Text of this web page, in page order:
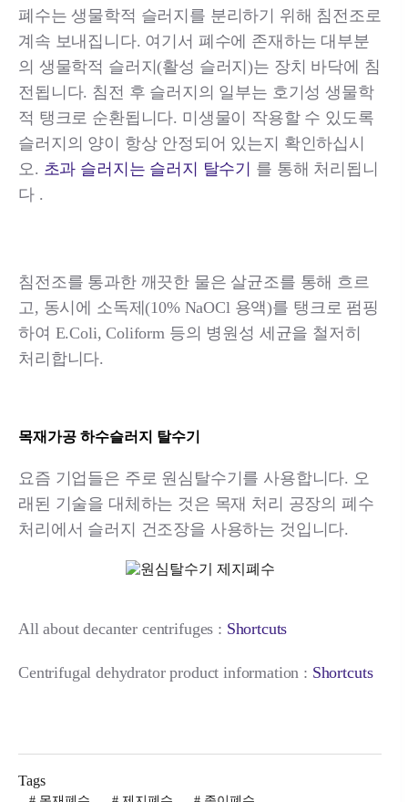
폐수는 생물학적 슬러지를 분리하기 위해 침전조로
계속 보내집니다. 여기서 폐수에 존재하는 대부분
의 생물학적 슬러지(활성 슬러지)는 장치 바닥에 침
전됩니다. 침전 후 슬러지의 일부는 호기성 생물학
적 탱크로 순환됩니다. 미생물이 작용할 수 있도록
슬러지의 양이 항상 안정되어 있는지 확인하십시
오. 초과 슬러지는 슬러지 탈수기
를 통해 처리됩니
다 .
침전조를 통과한 깨끗한 물은 살균조를 통해 흐르
고, 동시에 소독제(10% NaOCl 용액)를 탱크로 펌핑
하여 E.Coli, Coliform 등의 병원성 세균을 철저히
처리합니다.
목재가공 하수슬러지 탈수기
요즘 기업들은 주로 원심탈수기를 사용합니다. 오
래된 기술을 대체하는 것은 목재 처리 공장의 폐수
처리에서 슬러지 건조장을 사용하는 것입니다.
All about decanter centrifuges : Shortcuts
Centrifugal dehydrator product information : Shortcuts
Tags